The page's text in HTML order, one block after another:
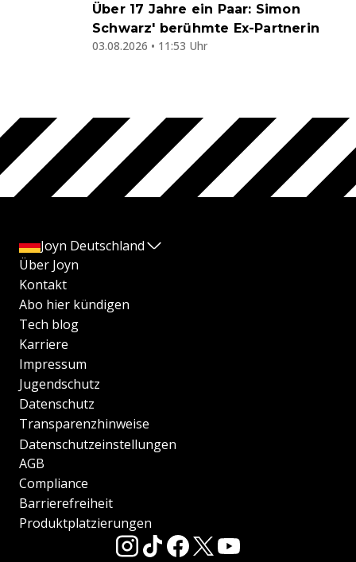
Über 17 Jahre ein Paar: Simon
Schwarz' berühmte Ex-Partnerin
03.08.2026 • 11:53 Uhr
Joyn Deutschland
Über Joyn
Kontakt
Abo hier kündigen
Tech blog
Karriere
Impressum
Jugendschutz
Datenschutz
Transparenzhinweise
Datenschutzeinstellungen
AGB
Compliance
Barrierefreiheit
Produktplatzierungen